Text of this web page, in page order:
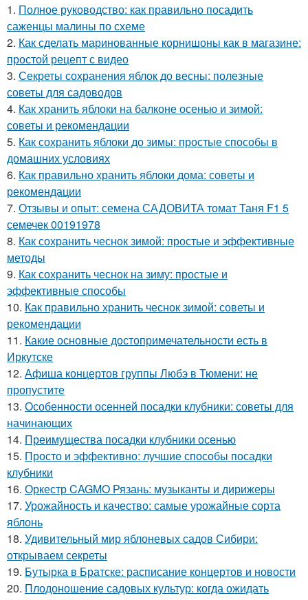
1. Полное руководство: как правильно посадить
саженцы малины по схеме
2. Как сделать маринованные корнишоны как в магазине:
простой рецепт с видео
3. Секреты сохранения яблок до весны: полезные
советы для садоводов
4. Как хранить яблоки на балконе осенью и зимой:
советы и рекомендации
5. Как сохранить яблоки до зимы: простые способы в
домашних условиях
6. Как правильно хранить яблоки дома: советы и
рекомендации
7. Отзывы и опыт: семена САДОВИТА томат Таня F1 5
семечек 00191978
8. Как сохранить чеснок зимой: простые и эффективные
методы
9. Как сохранить чеснок на зиму: простые и
эффективные способы
10. Как правильно хранить чеснок зимой: советы и
рекомендации
11. Какие основные достопримечательности есть в
Иркутске
12. Афиша концертов группы Любэ в Тюмени: не
пропустите
13. Особенности осенней посадки клубники: советы для
начинающих
14. Преимущества посадки клубники осенью
15. Просто и эффективно: лучшие способы посадки
клубники
16. Оркестр CAGMO Рязань: музыканты и дирижеры
17. Урожайность и качество: самые урожайные сорта
яблонь
18. Удивительный мир яблоневых садов Сибири:
открываем секреты
19. Бутырка в Братске: расписание концертов и новости
20. Плодоношение садовых культур: когда ожидать